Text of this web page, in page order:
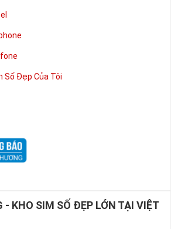
Số Đẹp Của Tôi
- KHO SIM SỐ ĐẸP LỚN TẠI VIỆT